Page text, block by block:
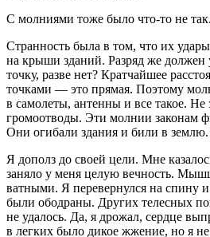
С молниями тоже было что-то не так.
Странность была в том, что их
на крыши зданий. Разряд же
точку, разве нет? Кратчайшее
точками — это прямая. Поэтому
в самолеты, антенны и все такое. Не
громоотводы. Эти молнии законам
Они огибали здания и били в землю.
Я дополз до своей цели. Мне
заняло у меня целую вечность.
ватными. Я перевернулся на спину
были ободраны. Других телесных
не удалось. Да, я дрожал, сердце
в легких было дикое жжение, но я не